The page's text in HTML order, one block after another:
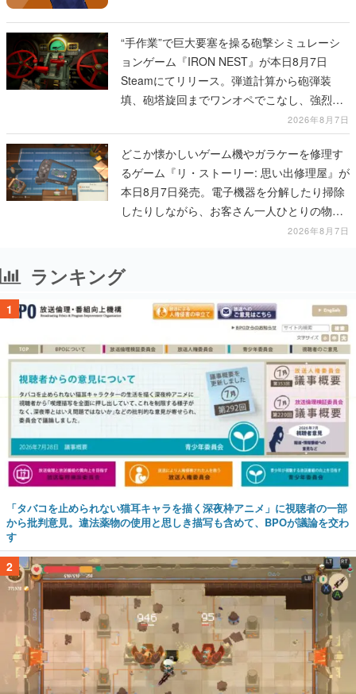
“手作業”で巨大要塞を操る砲撃シミュレーシ
ョンゲーム『IRON NEST』が本日8月7日
Steamにてリリース。弾道計算から砲弾装
填、砲塔旋回までワンオペでこなし、強烈な
一撃をブチかませるロマンある作品2026年8月7日
どこか懐かしいゲーム機やガラケーを修理す
るゲーム『リ・ストーリー: 思い出修理屋』が
本日8月7日発売。電子機器を分解したり掃除
したりしながら、お客さん一人ひとりの物語
2026年8月7日
ランキング
1
「タバコを止められない猫耳キャラを描く深夜枠アニメ」に視聴者の一部
から批判意見。違法薬物の使用と思しき描写も含めて、BPOが議論を交わ
す
2